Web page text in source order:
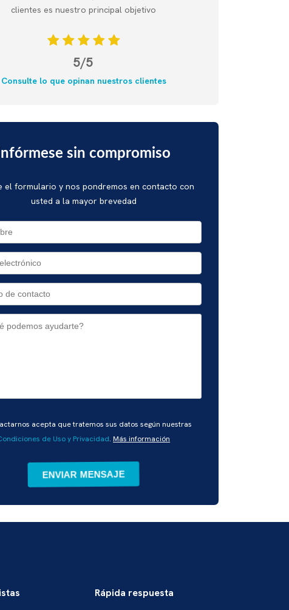
clientes es nuestro principal objetivo
5/5
Consulte lo que opinan nuestros clientes
Infórmese sin compromiso
el formulario y nos pondremos en contacto con
usted a la mayor brevedad
acepta que tratemos sus datos según nuestras
de Uso y Privacidad. Más información
Rápida respuesta